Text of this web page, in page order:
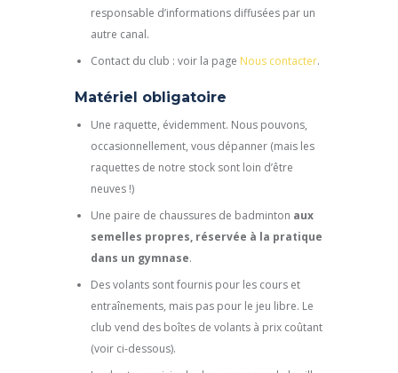
responsable d’informations diffusées par un
autre canal.
Contact du club : voir la page Nous contacter.
Matériel obligatoire
Une raquette, évidemment. Nous pouvons,
occasionnellement, vous dépanner (mais les
raquettes de notre stock sont loin d’être
neuves !)
Une paire de chaussures de badminton aux
semelles propres, réservée à la pratique
dans un gymnase.
Des volants sont fournis pour les cours et
entraînements, mais pas pour le jeu libre. Le
club vend des boîtes de volants à prix coûtant
(voir ci-dessous).